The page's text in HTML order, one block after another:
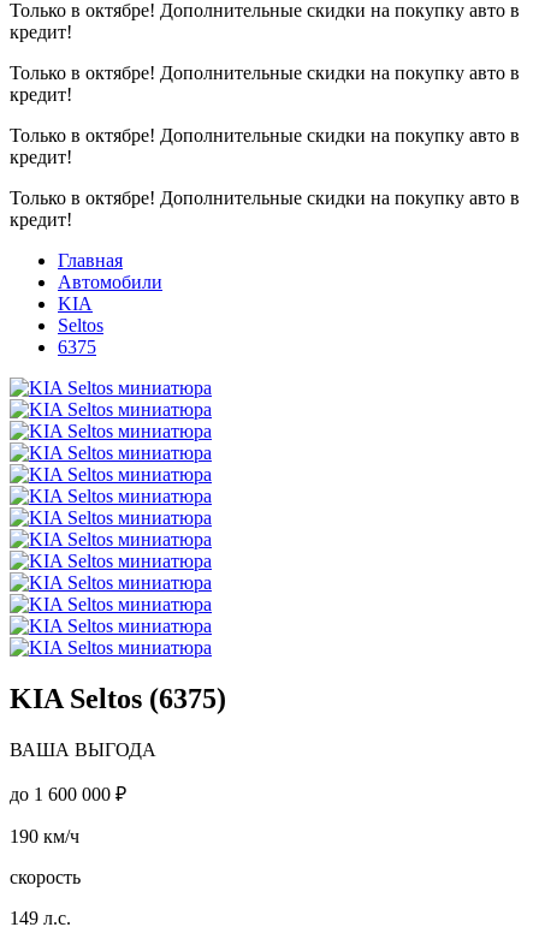
Только в октябре! Дополнительные скидки на покупку авто в
кредит!
Только в октябре! Дополнительные скидки на покупку авто в
кредит!
Только в октябре! Дополнительные скидки на покупку авто в
кредит!
Только в октябре! Дополнительные скидки на покупку авто в
кредит!
Главная
Автомобили
KIA
Seltos
6375
KIA Seltos (6375)
ВАША ВЫГОДА
до 1 600 000 ₽
190 км/ч
скорость
149 л.с.